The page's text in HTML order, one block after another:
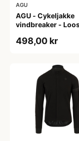
AGU
AGU - Cykeljakke
vindbreaker -
498,00 kr